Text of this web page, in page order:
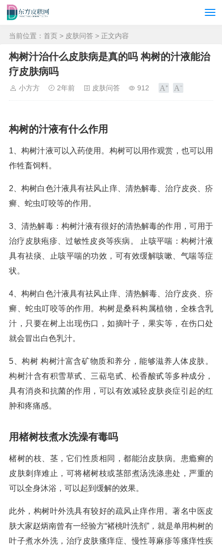
当前位置： 首页 > 皮肤问答 > 正文内容
构树汁治什么皮肤病是真的吗 构树的汁液能治
疗皮肤病吗
小方方 2年前 皮肤问答 912
构树的汁液有什么作用
1、构树汁液可以入药使用。构树可以用作观赏，也可以用
作牲畜饲料。
2、构树白色汁液具有祛风止痒、清热解毒、治疗皮炎、疥
癣、蛇虫叮咬等的作用。
3、清热解毒：构树汁液有很好的清热解毒的作用，可用于
治疗皮肤疱疹、过敏性皮炎等疾病。 止咳平喘：构树汁液
具有祛痰、止咳平喘的功效，可有效缓解咳嗽、气喘等症
状。
4、构树白色汁液具有祛风止痒、清热解毒、治疗皮炎、疥
癣、蛇虫叮咬等的作用。构树是桑科构属植物，全株含乳
汁，只要在树上出现伤口，如摘叶子，果实等，在伤口处
就会冒出白色乳汁。
5、构树 构树汁富含矿物质和养分，能够滋养人体皮肤。
构树汁含有积雪草甙、三萜皂甙、松香酸甙等多种成分，
具有消炎和抗菌的作用，可以有效减轻皮肤炎症引起的红
肿和疼痛感。
用楮树枝煮水洗澡有毒吗
楮树的枝、茎，它们性质相同，都能治皮肤病。患瘾癣的
皮肤刺痒难止，可将楮树枝或茎部煮汤洗涤患处，严重的
可以全身沐浴，可以起到缓解的效果。
此外，构树叶外洗具有较好的疏风止痒作用。著名中医皮
肤大家赵炳南曾有一经验方“褚桃叶洗剂”，就是单用构树的
叶子煮水外洗，治疗皮肤瘙痒症、慢性荨麻疹等瘙痒性疾